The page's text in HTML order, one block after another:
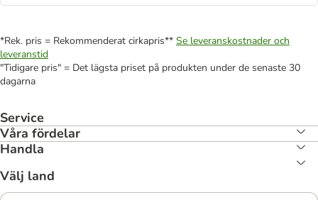
*Rek. pris = Rekommenderat cirkapris** Se leveranskostnader och
leveranstid
"Tidigare pris" = Det lägsta priset på produkten under de senaste 30
dagarna
Service
Våra fördelar
Handla
Välj land